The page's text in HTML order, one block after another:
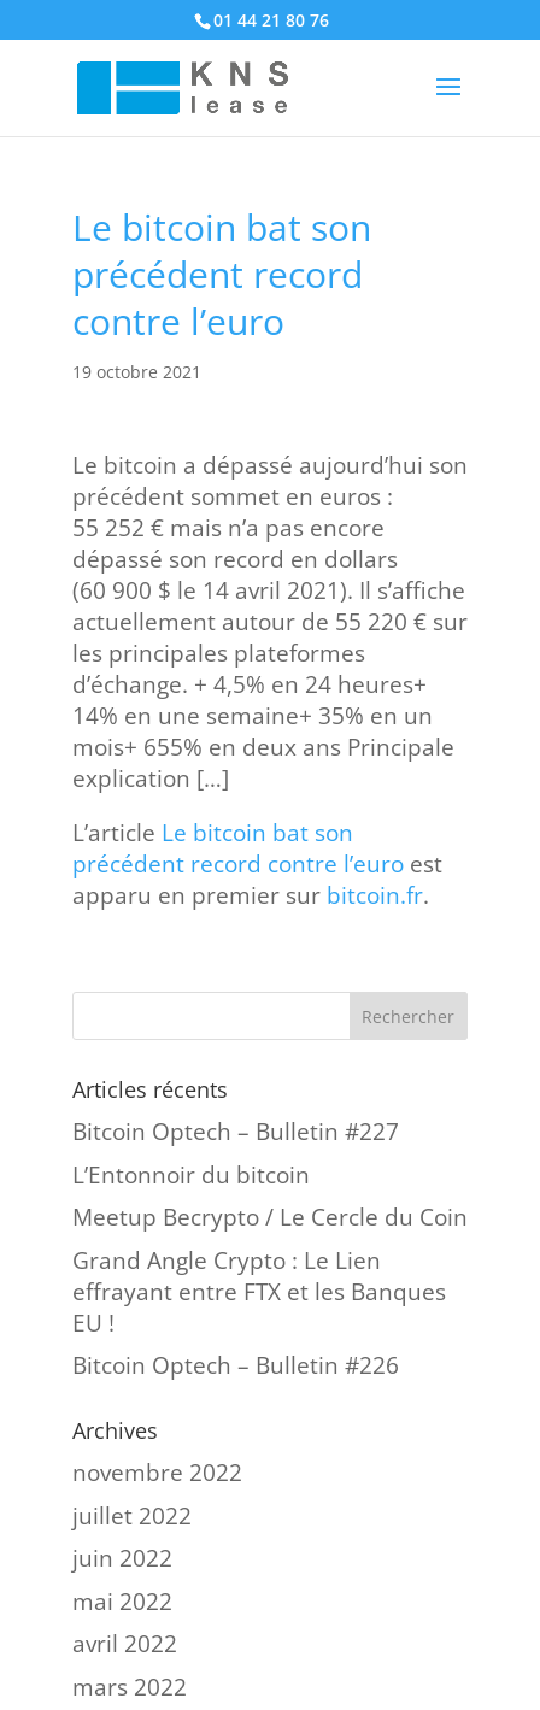
01 44 21 80 76
Le bitcoin bat son
précédent record
contre l’euro
19 octobre 2021
Le bitcoin a dépassé aujourd’hui son
précédent sommet en euros :
55 252 € mais n’a pas encore
dépassé son record en dollars
(60 900 $ le 14 avril 2021). Il s’affiche
actuellement autour de 55 220 € sur
les principales plateformes
d’échange. + 4,5% en 24 heures+
14% en une semaine+ 35% en un
mois+ 655% en deux ans Principale
explication […]
L’article Le bitcoin bat son
précédent record contre l’euroest
apparu en premier sur bitcoin.fr.
Articles récents
Bitcoin Optech – Bulletin #227
L’Entonnoir du bitcoin
Meetup Becrypto / Le Cercle du Coin
Grand Angle Crypto : Le Lien
effrayant entre FTX et les Banques
EU !
Bitcoin Optech – Bulletin #226
Archives
novembre 2022
juillet 2022
juin 2022
mai 2022
avril 2022
mars 2022